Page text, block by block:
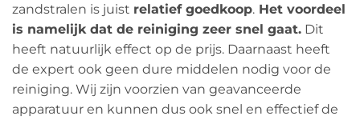
zandstralen is juist relatief goedkoop. Het voordeel
is namelijk dat de reiniging zeer snel gaat. Dit
heeft natuurlijk effect op de prijs. Daarnaast heeft
de expert ook geen dure middelen nodig voor de
reiniging. Wij zijn voorzien van geavanceerde
apparatuur en kunnen dus ook snel en effectief de